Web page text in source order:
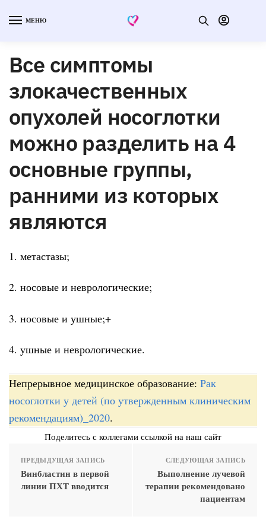
МЕНЮ
Все симптомы
злокачественных
опухолей носоглотки
можно разделить на 4
основные группы,
ранними из которых
являются
1. метастазы;
2. носовые и неврологические;
3. носовые и ушные;+
4. ушные и неврологические.
Непрерывное медицинское образование: Рак
носоглотки у детей (по утвержденным клиническим
рекомендациям)_2020.
Поделитесь с коллегами ссылкой на наш сайт
ПРЕДЫДУЩАЯ ЗАПИСЬ
Винбластин в первой
линии ПХТ вводится
СЛЕДУЮЩАЯ ЗАПИСЬ
Выполнение лучевой
терапии рекомендовано
пациентам